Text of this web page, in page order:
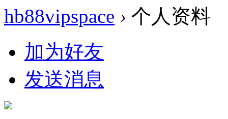
hb88vipspace › 个人资料
加为好友
发送消息